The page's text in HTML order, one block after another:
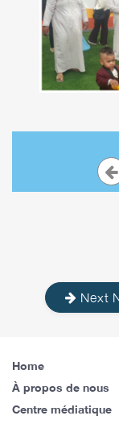
Next
Home
À propos de nous
Centre médiatique